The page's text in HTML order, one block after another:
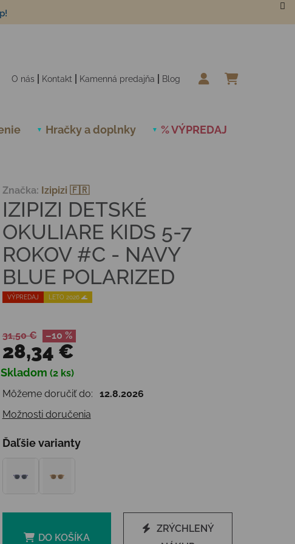
O nás Kontakt Kamenná predajňa Blog
Hračky a doplnky % VÝPREDAJ
VÝPREDAJ LETO 2026 🌊
IZIPIZI DETSKÉ
OKULIARE KIDS 5-7
ROKOV #C - NAVY
BLUE POLARIZED
Značka: Izipizi 🇫🇷
31,50 € –10 %
28,34 €
Jednotková cena:
Skladom (2 ks)
Môžeme doručiť do:
12.8.2026
Možnosti doručenia
Ďaľšie varianty
DO KOŠÍKA
ZRÝCHLENÝ